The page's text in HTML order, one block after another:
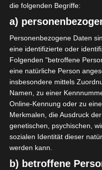
M.
Tor
M. Diallo
55'
AUFSTELLUNGEN
die folgenden Begriffe:
a)
Personenbezogene Daten
eine identifizierte oder
Folgenden "betroffene
eine natürliche Person
insbesondere mittels
Namen, zu einer
Online-Kennung oder zu
Merkmalen, die Ausdruck
genetischen, psychischen,
sozialen Identität dieser
werden kann.
b) betroffene